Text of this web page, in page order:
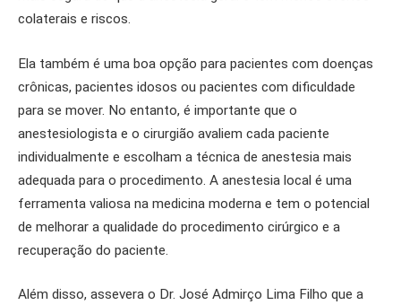
colaterais e riscos.
Ela também é uma boa opção para pacientes com doenças
crônicas, pacientes idosos ou pacientes com dificuldade
para se mover. No entanto, é importante que o
anestesiologista e o cirurgião avaliem cada paciente
individualmente e escolham a técnica de anestesia mais
adequada para o procedimento. A anestesia local é uma
ferramenta valiosa na medicina moderna e tem o potencial
de melhorar a qualidade do procedimento cirúrgico e a
recuperação do paciente.
Além disso, assevera o Dr. José Admirço Lima Filho que a